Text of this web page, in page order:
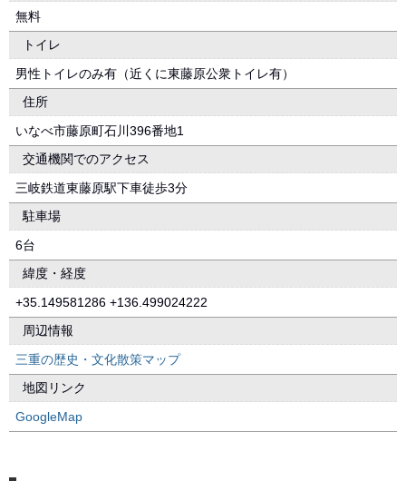
無料
トイレ
男性トイレのみ有（近くに東藤原公衆トイレ有）
住所
いなべ市藤原町石川396番地1
交通機関でのアクセス
三岐鉄道東藤原駅下車徒歩3分
駐車場
6台
緯度・経度
+35.149581286 +136.499024222
周辺情報
三重の歴史・文化散策マップ
地図リンク
GoogleMap